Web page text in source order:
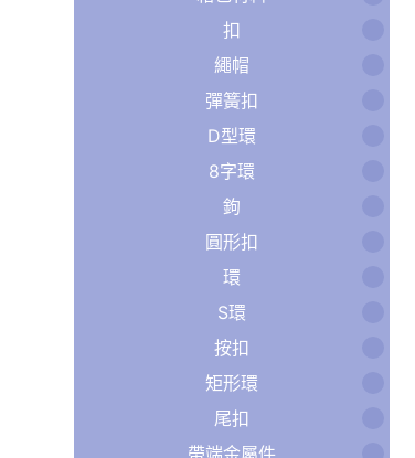
扣
繩帽
彈簧扣
D型環
8字環
鉤
圓形扣
環
S環
按扣
矩形環
尾扣
帶端金屬件